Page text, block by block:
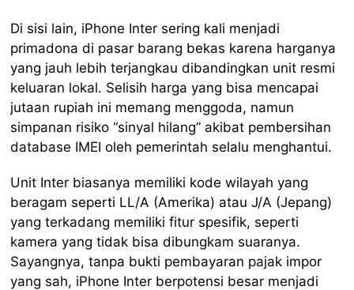
Di sisi lain, iPhone Inter sering kali menjadi
primadona di pasar barang bekas karena harganya
yang jauh lebih terjangkau dibandingkan unit resmi
keluaran lokal. Selisih harga yang bisa mencapai
jutaan rupiah ini memang menggoda, namun
simpanan risiko “sinyal hilang” akibat pembersihan
database IMEI oleh pemerintah selalu menghantui.
Unit Inter biasanya memiliki kode wilayah yang
beragam seperti LL/A (Amerika) atau J/A (Jepang)
yang terkadang memiliki fitur spesifik, seperti
kamera yang tidak bisa dibungkam suaranya.
Sayangnya, tanpa bukti pembayaran pajak impor
yang sah, iPhone Inter berpotensi besar menjadi